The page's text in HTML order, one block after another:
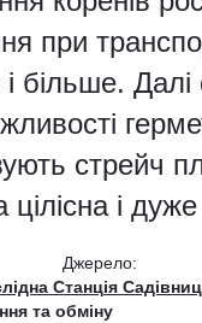
при
більше. Далі
стрейч
цілісна і
Джерело:
Станція
та обміну